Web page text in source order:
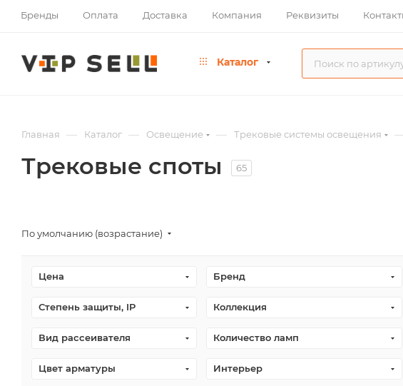
Бренды Оплата Доставка Компания Реквизиты
Каталог
Главная — Каталог — Освещение — Трековые системы освещения
Трековые споты 65
По умолчанию (возрастание)
Цена Бренд
Степень защиты, IP Коллекция
Вид рассеивателя Количество ламп
Цвет арматуры Интерьер